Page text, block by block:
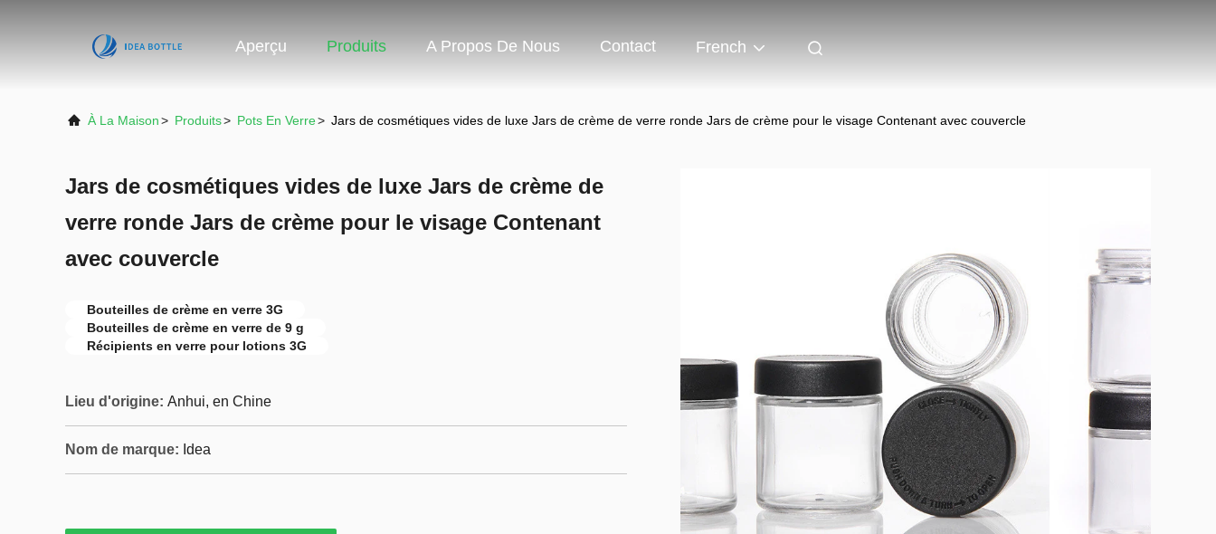
Aperçu Produits A Propos De Nous Contact French
À La Maison> Produits> Pots En Verre> Jars de cosmétiques vides de luxe Jars de crème de verre ronde Jars de crème pour le visage Contenant avec couvercle
Jars de cosmétiques vides de luxe Jars de crème de
verre ronde Jars de crème pour le visage Contenant
avec couvercle
Bouteilles de crème en verre 3G
Bouteilles de crème en verre de 9 g
Récipients en verre pour lotions 3G
Lieu d'origine: Anhui, en Chine
Nom de marque: Idea